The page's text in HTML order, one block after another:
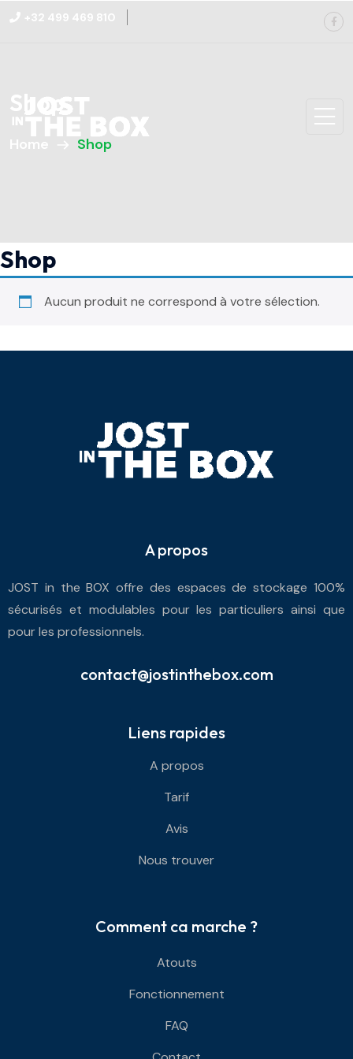
+32 499 469 810
Shop
Home Shop
Shop
Aucun produit ne correspond à votre sélection.
A propos
JOST in the BOX offre des espaces de stockage 100%
sécurisés et modulables pour les particuliers ainsi que
pour les professionnels.
contact@jostinthebox.com
Liens rapides
A propos
Tarif
Avis
Nous trouver
Comment ca marche ?
Atouts
Fonctionnement
FAQ